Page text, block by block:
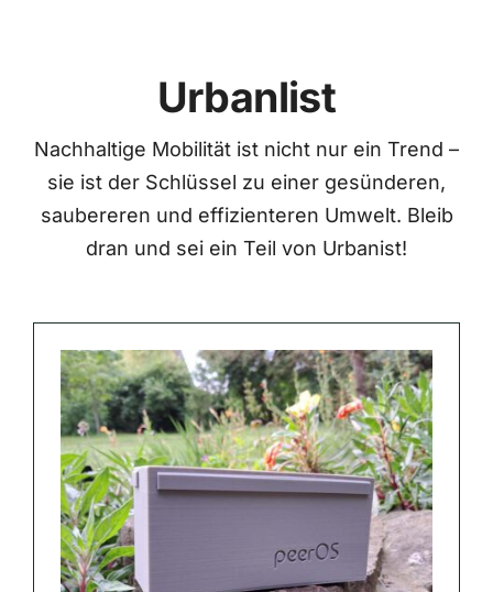
Urbanlist
Nachhaltige Mobilität ist nicht nur ein Trend –
sie ist der Schlüssel zu einer gesünderen,
saubereren und effizienteren Umwelt. Bleib
dran und sei ein Teil von Urbanist!